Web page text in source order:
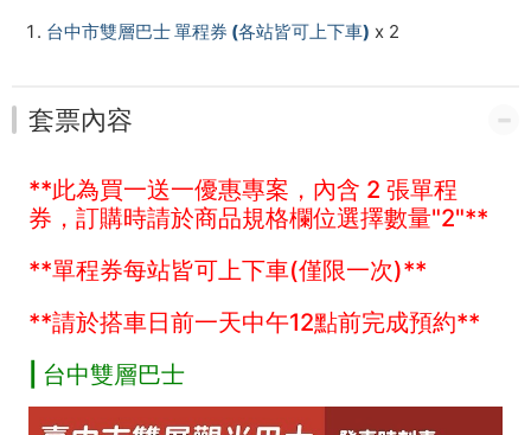
台中市雙層巴士 單程券 (各站皆可上下車) x 2
套票內容
**此為買一送一優惠專案，內含 2 張單程
券，訂購時請於商品規格欄位選擇數量"2"**
**單程券每站皆可上下車(僅限一次)**
**請於搭車日前一天中午12點前完成預約**
| 台中雙層巴士